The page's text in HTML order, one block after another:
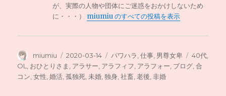
が、実際の人物や団体にご迷惑をおかけしないため
に・・・） miumiu のすべての投稿を表示
投
稿
者
miumiu
投
稿
日:
2020-03-14
カ
テ
ゴ
パワハラ ,仕事 男尊女卑
タ
グ
40代
OL
おひとりさま アラサー アラフィフ アラフォー ブログ ,合
コン ,女性 ,婚活 ,孤独死 未婚 ,独身 ,社畜 ,老後 ,非婚